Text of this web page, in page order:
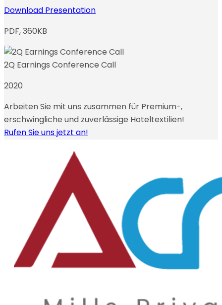
Download Presentation
PDF, 360KB
2Q Earnings Conference Call
2020
Arbeiten Sie mit uns zusammen für Premium-,
erschwingliche und zuverlässige Hoteltextilien!
Rufen Sie uns jetzt an!